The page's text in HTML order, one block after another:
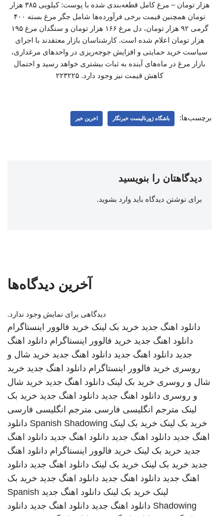
هزار تومان – مرغ کامل قطعه‌بندی شده با پوست: کیلویی ۳۸۵ هزار
تومان همچنین قیمت برخی فرآورده‌ها شامل جگر مرغ بسته ۴۰۰
گرمی ۹۲ هزار تومان، دل مرغ ۱۶۶ هزار تومان و سنگدان مرغ ۱۹۵
هزار تومان اعلام شده است. کارشناسان بازار معتقدند با اجرای
سیاست خرید حمایتی و افزایش جوجه‌ریزی در واحدهای مرغداری،
بازار مرغ در ماه‌های آینده به ثبات بیشتری خواهد رسید و احتمال
کاهش قیمت نیز وجود دارد. ۲۲۳۲۲۵
برچسب‌ها: باشگاه ژورنالیست خبرنگار اخرین خبر
دیدگاهتان را بنویسید
برای نوشتن دیدگاه باید وارد بشوید.
آخرین دیدگاه‌ها
دیدگاهی برای نمایش وجود ندارد.
دانلود اهنگ جدید خرید بک لینک خرید فالوور اینستاگرام
دانلود اهنگ جدید خرید فالوور اینستاگرام دانلود اهنگ
جدید دانلود اهنگ جدید دانلود اهنگ جدید خرید شال و
روسری خرید فالوور اینستاگرام دانلود اهنگ جدید خرید
شال و روسری خرید بک لینک دانلود اهنگ جدید خرید شال
و روسری دانلود اهنگ جدید دانلود اهنگ جدید خرید بک
لینک مترجم انگلیسی فارسی مترجم انگلیسی فارسی
خرید بک لینک خرید بک لینک Spanish Shadowing دانلود
اهنگ جدید دانلود اهنگ جدید دانلود اهنگ جدید دانلود اهنگ
جدید خرید بک لینک خرید فالوور اینستاگرام دانلود اهنگ
جدید خرید بک لینک خرید بک لینک دانلود اهنگ جدید دانلود
اهنگ جدید دانلود اهنگ جدید دانلود اهنگ جدید خرید بک
لینک خرید بک لینک دانلود اهنگ جدید Spanish
Shadowing دانلود اهنگ جدید دانلود اهنگ جدید دانلود